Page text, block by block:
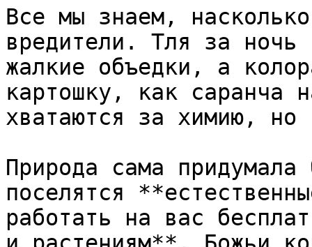
Все мы знаем,
вредители. Тля за ночь
жалкие объедки, а
картошку, как саранча
хватаются за химию, но
Природа сама
поселятся
работать на вас